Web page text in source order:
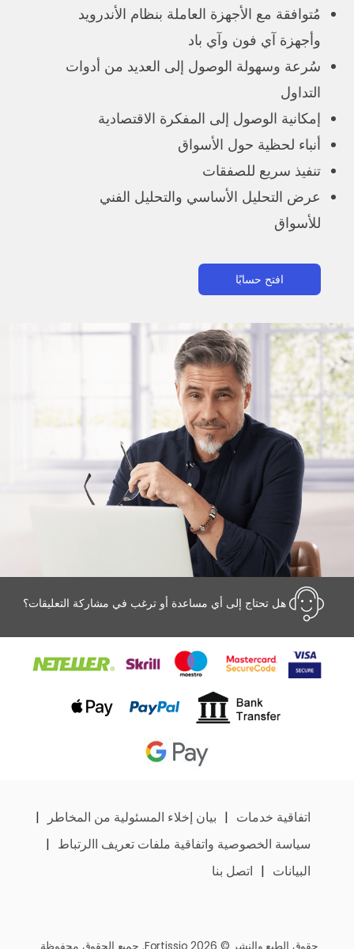
مُتوافقة مع الأجهزة العاملة بنظام الأندرويد
وأجهزة آي فون وآي باد
سُرعة وسهولة الوصول إلى العديد من أدوات
التداول
إمكانية الوصول إلى المفكرة الاقتصادية
أنباء لحظية حول الأسواق
تنفيذ سريع للصفقات
عرض التحليل الأساسي والتحليل الفني
للأسواق
افتح حسابًا
هل تحتاج إلى أي مساعدة أو ترغب في مشاركة التعليقات؟
اتفاقية خدمات
بيان إخلاء المسئولية من المخاطر
سياسة الخصوصية واتفاقية ملفات تعريف االرتباط
البيانات
اتصل بنا
حقوق الطبع والنشر © Fortissio 2026. جميع الحقوق محفوظة